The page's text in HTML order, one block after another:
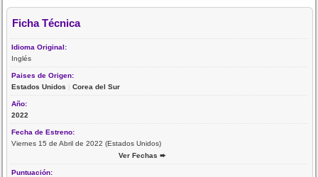
Ficha Técnica
Idioma Original:
Inglés
Paises de Origen:
Estados Unidos |Corea del Sur
Año:
2022
Fecha de Estreno:
Viernes 15 de Abril de 2022 (Estados Unidos)
Ver Fechas ➨
Puntuación: